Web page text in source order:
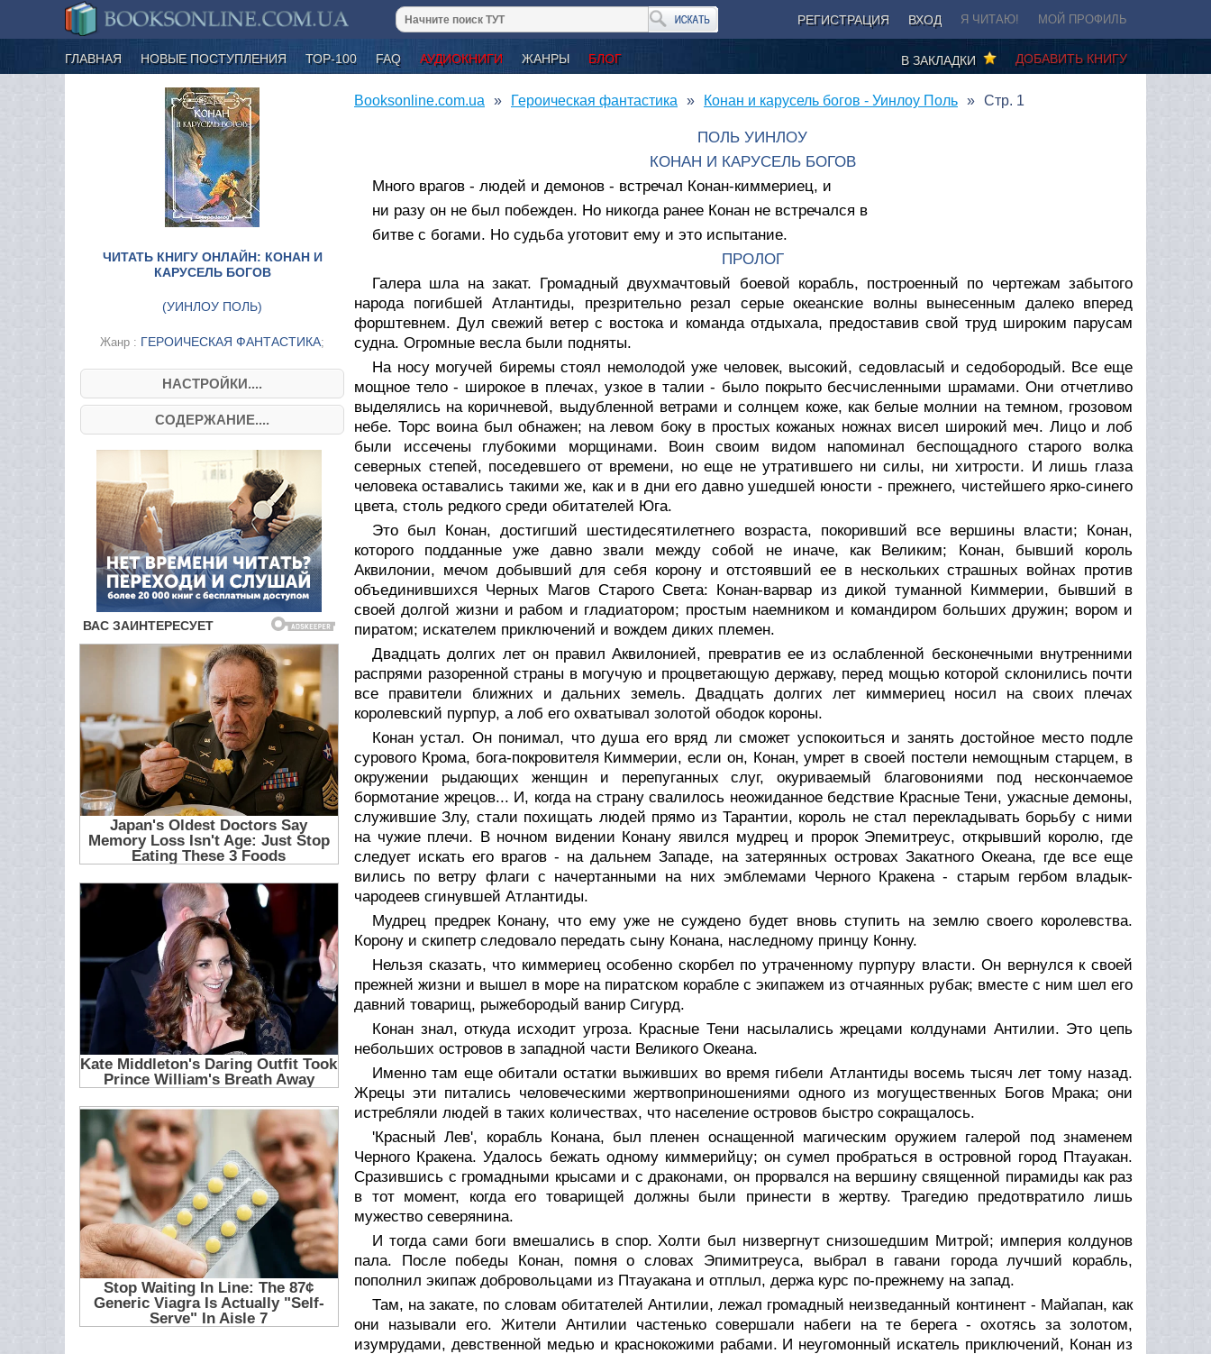
РЕГИСТРАЦИЯ ВХОД Я ЧИТАЮ! МОЙ ПРОФИЛЬ
ГЛАВНАЯ НОВЫЕ ПОСТУПЛЕНИЯ ТОР-100 FAQ АУДИОКНИГИ ЖАНРЫ БЛОГ ДОБАВИТЬ КНИГУ
В ЗАКЛАДКИ
ЧИТАТЬ КНИГУ ОНЛАЙН: КОНАН И
КАРУСЕЛЬ БОГОВ
(УИНЛОУ ПОЛЬ)
Жанр : ГЕРОИЧЕСКАЯ ФАНТАСТИКА;
НАСТРОЙКИ....
СОДЕРЖАНИЕ....
Booksonline.com.ua Героическая фантастика Конан и карусель богов - Уинлоу Поль Стр. 1
ПОЛЬ УИНЛОУ
КОНАН И КАРУСЕЛЬ БОГОВ
Много врагов - людей и демонов - встречал Конан-киммериец, и
ни разу он не был побежден. Но никогда ранее Конан не встречался в
битве с богами. Но судьба уготовит ему и это испытание.
ПРОЛОГ
Галера шла на закат. Громадный двухмачтовый боевой корабль, построенный по чертежам забытого
народа погибшей Атлантиды, презрительно резал серые океанские волны вынесенным далеко вперед
форштевнем. Дул свежий ветер с востока и команда отдыхала, предоставив свой труд широким парусам
судна. Огромные весла были подняты.
На носу могучей биремы стоял немолодой уже человек, высокий, седовласый и седобородый. Все еще
мощное тело - широкое в плечах, узкое в талии - было покрыто бесчисленными шрамами. Они отчетливо
выделялись на коричневой, выдубленной ветрами и солнцем коже, как белые молнии на темном, грозовом
небе. Торс воина был обнажен; на левом боку в простых кожаных ножнах висел широкий меч. Лицо и лоб
были иссечены глубокими морщинами. Воин своим видом напоминал беспощадного старого волка
северных степей, поседевшего от времени, но еще не утратившего ни силы, ни хитрости. И лишь глаза
человека оставались такими же, как и в дни его давно ушедшей юности - прежнего, чистейшего ярко-синего
цвета, столь редкого среди обитателей Юга.
Это был Конан, достигший шестидесятилетнего возраста, покоривший все вершины власти; Конан,
которого подданные уже давно звали между собой не иначе, как Великим; Конан, бывший король
Аквилонии, мечом добывший для себя корону и отстоявший ее в нескольких страшных войнах против
объединившихся Черных Магов Старого Света: Конан-варвар из дикой туманной Киммерии, бывший в
своей долгой жизни и рабом и гладиатором; простым наемником и командиром больших дружин; вором и
пиратом; искателем приключений и вождем диких племен.
Двадцать долгих лет он правил Аквилонией, превратив ее из ослабленной бесконечными внутренними
распрями разоренной страны в могучую и процветающую державу, перед мощью которой склонились почти
все правители ближних и дальних земель. Двадцать долгих лет киммериец носил на своих плечах
королевский пурпур, а лоб его охватывал золотой ободок короны.
Конан устал. Он понимал, что душа его вряд ли сможет успокоиться и занять достойное место подле
сурового Крома, бога-покровителя Киммерии, если он, Конан, умрет в своей постели немощным старцем, в
окружении рыдающих женщин и перепуганных слуг, окуриваемый благовониями под нескончаемое
бормотание жрецов... И, когда на страну свалилось неожиданное бедствие Красные Тени, ужасные демоны,
служившие Злу, стали похищать людей прямо из Тарантии, король не стал перекладывать борьбу с ними
на чужие плечи. В ночном видении Конану явился мудрец и пророк Эпемитреус, открывший королю, где
следует искать его врагов - на дальнем Западе, на затерянных островах Закатного Океана, где все еще
вились по ветру флаги с начертанными на них эмблемами Черного Кракена - старым гербом владык-
чародеев сгинувшей Атлантиды.
Мудрец предрек Конану, что ему уже не суждено будет вновь ступить на землю своего королевства.
Корону и скипетр следовало передать сыну Конана, наследному принцу Конну.
Нельзя сказать, что киммериец особенно скорбел по утраченному пурпуру власти. Он вернулся к своей
прежней жизни и вышел в море на пиратском корабле с экипажем из отчаянных рубак; вместе с ним шел его
давний товарищ, рыжебородый ванир Сигурд.
Конан знал, откуда исходит угроза. Красные Тени насылались жрецами колдунами Антилии. Это цепь
небольших островов в западной части Великого Океана.
Именно там еще обитали остатки выживших во время гибели Атлантиды восемь тысяч лет тому назад.
Жрецы эти питались человеческими жертвоприношениями одного из могущественных Богов Мрака; они
истребляли людей в таких количествах, что население островов быстро сокращалось.
'Красный Лев', корабль Конана, был пленен оснащенной магическим оружием галерой под знаменем
Черного Кракена. Удалось бежать одному киммерийцу; он сумел пробраться в островной город Птауакан.
Сразившись с громадными крысами и с драконами, он прорвался на вершину священной пирамиды как раз
в тот момент, когда его товарищей должны были принести в жертву. Трагедию предотвратило лишь
мужество северянина.
И тогда сами боги вмешались в спор. Холти был низвергнут снизошедшим Митрой; империя колдунов
пала. После победы Конан, помня о словах Эпимитреуса, выбрал в гавани города лучший корабль,
пополнил экипаж добровольцами из Птауакана и отплыл, держа курс по-прежнему на запад.
Там, на закате, по словам обитателей Антилии, лежал громадный неизведанный континент - Майапан, как
они называли его. Жители Антилии частенько совершали набеги на те берега - охотясь за золотом,
изумрудами, девственной медью и краснокожими рабами. И неугомонный искатель приключений, Конан из